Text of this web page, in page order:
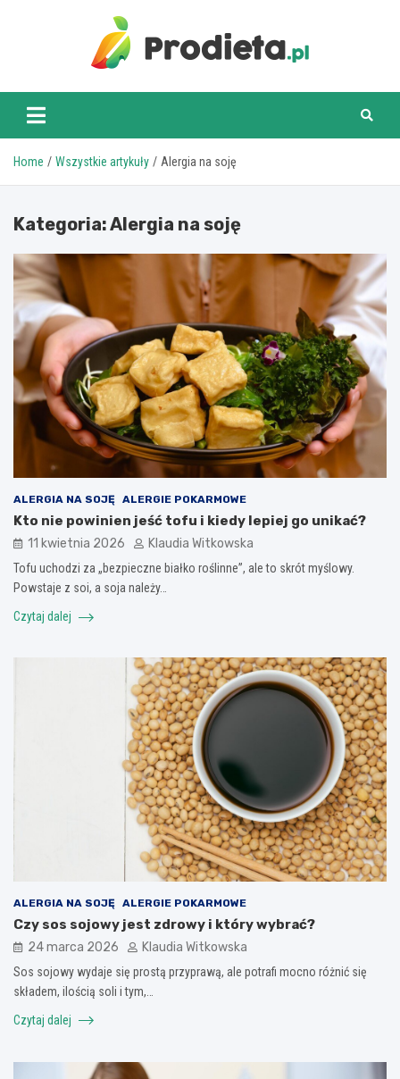
prodieta.pl
Home Wszystkie artykuły Alergia na soję
Kategoria:Alergia na soję
ALERGIA NA SOJĘ ALERGIE POKARMOWE
Kto nie powinien jeść tofu i kiedy lepiej go unikać?
11 kwietnia 2026 Klaudia Witkowska
Tofu uchodzi za „bezpieczne białko roślinne”, ale to skrót myślowy.
Powstaje z soi, a soja należy…
Czytaj dalej
ALERGIA NA SOJĘ ALERGIE POKARMOWE
Czy sos sojowy jest zdrowy i który wybrać?
24 marca 2026 Klaudia Witkowska
Sos sojowy wydaje się prostą przyprawą, ale potrafi mocno różnić się
składem, ilością soli i tym,…
Czytaj dalej